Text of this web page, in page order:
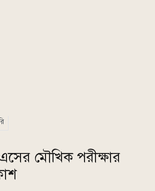
মৌখিক পরীক্ষার